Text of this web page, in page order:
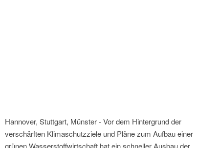
Hannover, Stuttgart, Münster - Vor dem Hintergrund der
verschärften Klimaschutzziele und Pläne zum Aufbau einer